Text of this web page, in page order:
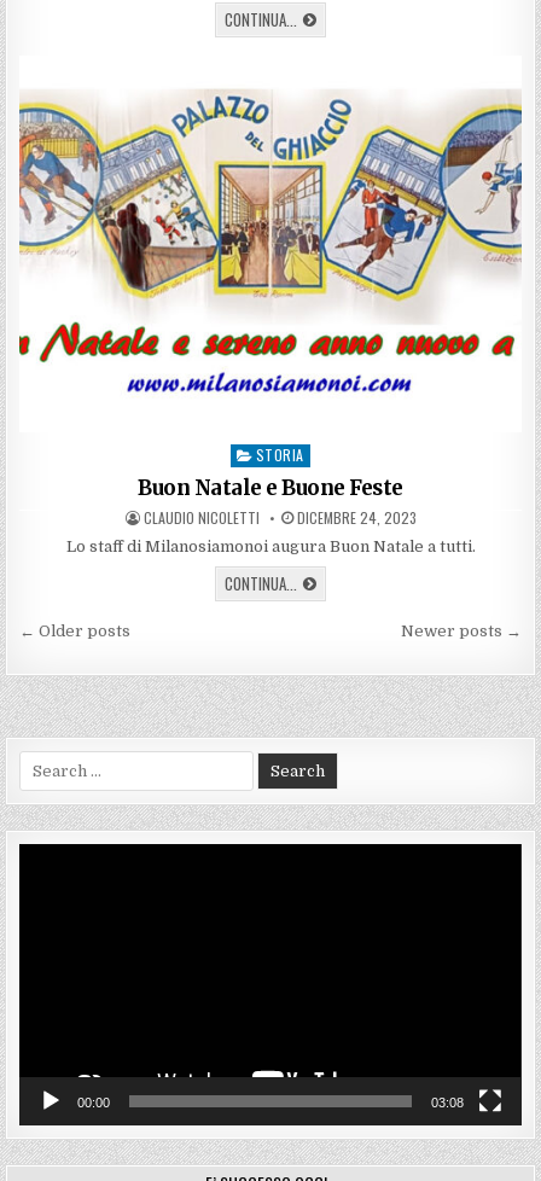
CONTINUA... “IL
SUPERMAN
GHIACCIO”:
GELLERT…
GOL!!!
Posted
in
STORIA
Buon Natale e Buone Feste
AUTHOR:
CLAUDIO NICOLETTI PUBLISHED
DATE:
DICEMBRE 24, 2023
Lo staff di Milanosiamonoi augura Buon Natale a tutti.
CONTINUA... BUON
NATALE
Navigazione
articoli
← Older posts Newer posts →
for:
00:00 03:08